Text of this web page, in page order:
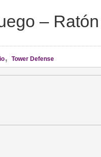
– Ratón
, Tower Defense